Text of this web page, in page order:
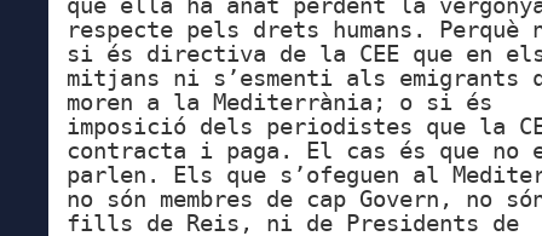
respecte pels drets humans. Perquè
si és directiva de la CEE que en
mitjans ni s’esmenti als emigrants
moren a la Mediterrània; o si és
imposició dels periodistes que la
contracta i paga. El cas és que no
parlen. Els que s’ofeguen al
no són membres de cap Govern, no
fills de Reis, ni de Presidents de